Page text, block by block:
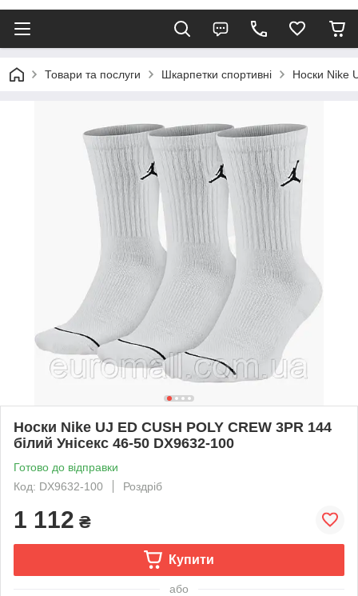
Товари та послуги Шкарпетки спортивні Носки Nike
Носки Nike UJ ED CUSH POLY CREW 3PR 144
білий Унісекс 46-50 DX9632-100
Готово до відправки
Код: DX9632-100
Роздріб
1 112 ₴
Купити
або